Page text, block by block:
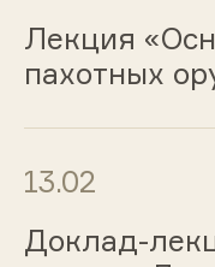
Лекция
пахотных
13.02
Доклад-